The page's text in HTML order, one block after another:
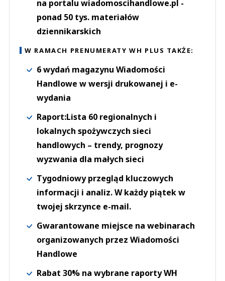
na portalu wiadomoscihandlowe.pl -
ponad 50 tys. materiałów
dziennikarskich
W RAMACH PRENUMERATY WH PLUS TAKŻE:
6 wydań magazynu Wiadomości
Handlowe w wersji drukowanej i e-
wydania
Raport:Lista 60 regionalnych i
lokalnych spożywczych sieci
handlowych – trendy, prognozy
wyzwania dla małych sieci
Tygodniowy przegląd kluczowych
informacji i analiz. W każdy piątek w
twojej skrzynce e-mail.
Gwarantowane miejsce na webinarach
organizowanych przez Wiadomości
Handlowe
Rabat 30% na wybrane raporty WH